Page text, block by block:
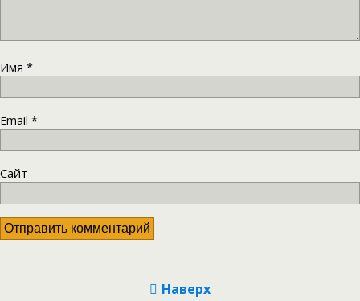
Имя *
Email *
Сайт
Наверх